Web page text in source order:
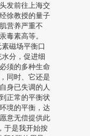
发前往上海交
徐教授的量子
营养严重不
毒素高等。
磁场平衡口
分，促进细
须的多种生命
同时、它还是
身已失调的人
正常的平衡状
境的平衡，达
意无偿提供此
于是我开始按